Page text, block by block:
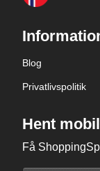
Blog
Privatlivspolitik
Hent
Få